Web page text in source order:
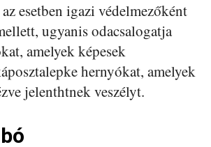
esetben igazi védelmezőként
ugyanis odacsalogatja
amelyek képesek
hernyókat, amelyek
jelenthtnek veszélyt.